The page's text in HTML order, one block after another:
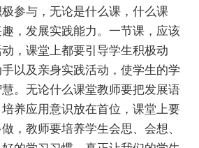
参与，无论是什么课，什么课
，发展实践能力。一节课，应该
，课堂上都要引导学生积极动
以及亲身实践活动，使学生的学
。无论什么课堂教师要把发展语
养应用意识放在首位，课堂上要
，教师要培养学生会思、会想、